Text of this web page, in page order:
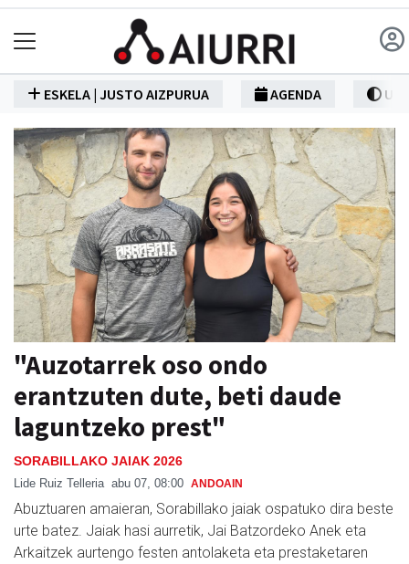
ESKELA | JUSTO AIZPURUA AGENDA
"Auzotarrek oso ondo
erantzuten dute, beti daude
laguntzeko prest"
SORABILLAKO JAIAK 2026
Lide Ruiz Telleria abu 07, 08:00 ANDOAIN
Abuztuaren amaieran, Sorabillako jaiak ospatuko dira beste
urte batez. Jaiak hasi aurretik, Jai Batzordeko Anek eta
Arkaitzek aurtengo festen antolaketa eta prestaketaren